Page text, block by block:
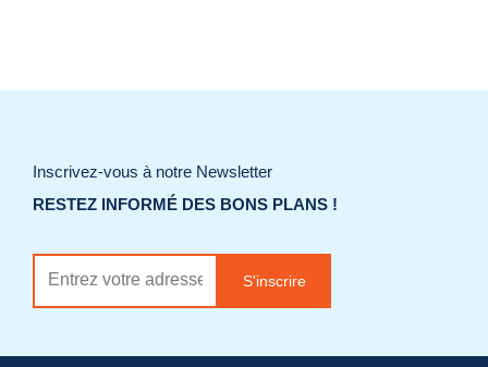
Inscrivez-vous à notre Newsletter
RESTEZ INFORMÉ DES BONS PLANS !
S'inscrire